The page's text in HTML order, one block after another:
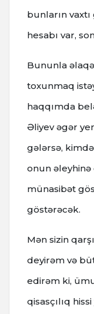
bunların
hesabı var,
Bununla
toxunmaq
haqqımda
Əliyev əgər
gələrsə,
onun əleyhinə
münasibət
göstərəcək.
Mən sizin
deyirəm və
edirəm ki,
qisasçılıq